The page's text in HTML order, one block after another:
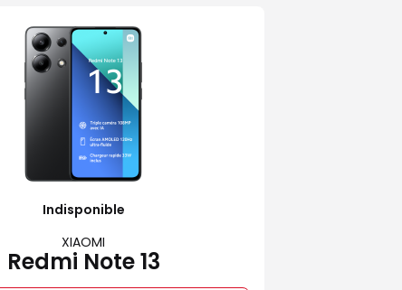
Indisponible
XIAOMI
Redmi Note 13